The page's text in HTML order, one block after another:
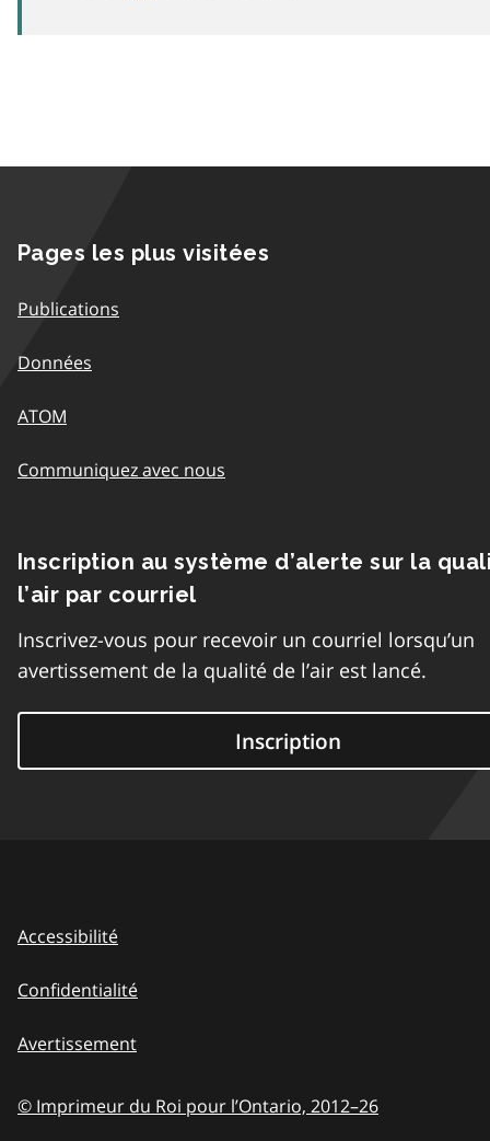
Pages les plus visitées
Publications
Données
ATOM
Communiquez avec nous
Inscription au système d’alerte sur la
l’air par courriel
Inscrivez-vous pour recevoir un courriel lorsqu’un
avertissement de la qualité de l’air est lancé.
Inscription
Accessibilité
Confidentialité
Avertissement
© Imprimeur du Roi pour l’Ontario, 2012–26